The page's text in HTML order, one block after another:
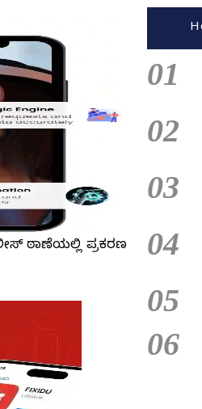
ಠಾಣೆಯಲ್ಲಿ ಪ್ರಕರಣ
01
02
03
04
05
06